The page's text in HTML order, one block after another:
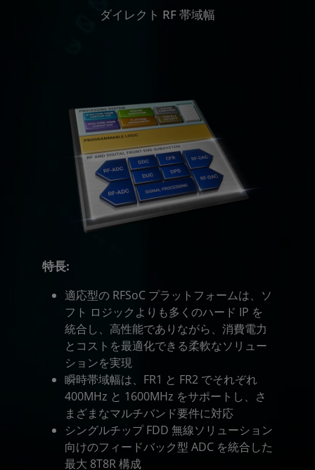
ダイレクト RF 帯域幅
特長:
適応型の RFSoC プラットフォームは、ソ
フト ロジックよりも多くのハード IP を
統合し、高性能でありながら、消費電力
とコストを最適化できる柔軟なソリュー
ションを実現
瞬時帯域幅は、FR1 と FR2 でそれぞれ
400MHz と 1600MHz をサポートし、さ
まざまなマルチバンド要件に対応
シングルチップ FDD 無線ソリューション
向けのフィードバック型 ADC を統合した
最大 8T8R 構成